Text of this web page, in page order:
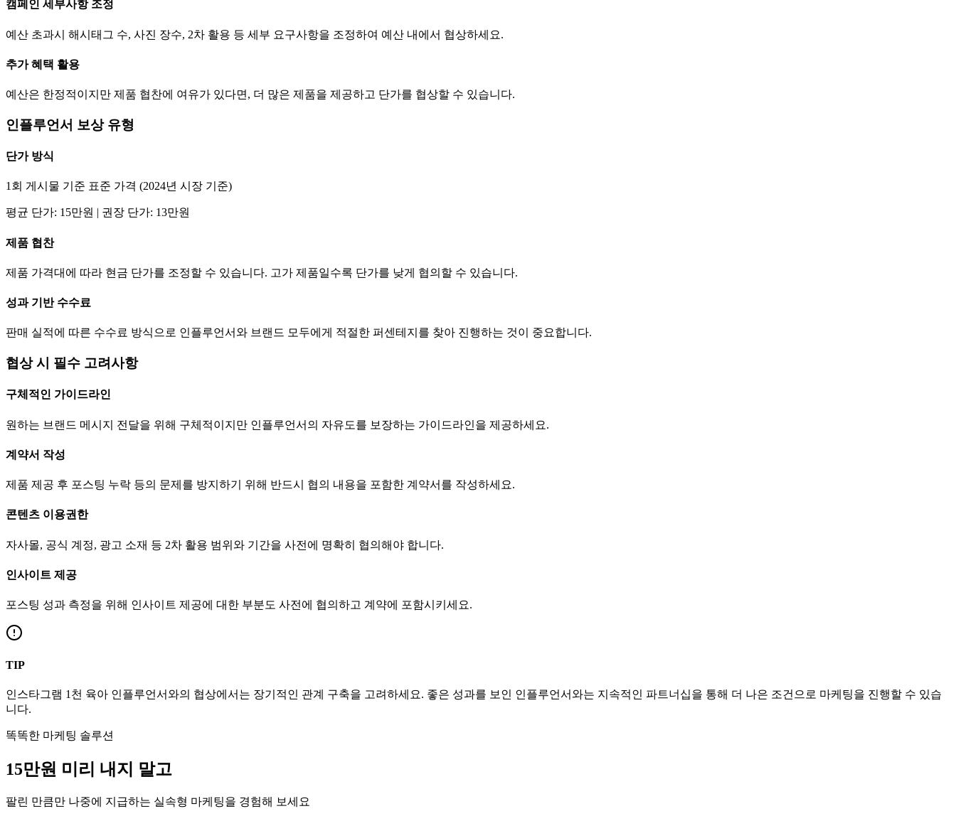
캠페인 세부사항 조정
예산 초과시 해시태그 수, 사진 장수, 2차 활용 등 세부 요구사항을 조정하여 예산 내에서 협상하세요.
추가 혜택 활용
예산은 한정적이지만 제품 협찬에 여유가 있다면, 더 많은 제품을 제공하고 단가를 협상할 수 있습니다.
인플루언서 보상 유형
단가방식
1회 게시물 기준 표준 가격 (2024년 시장 기준)
평균 단가: 15만원 | 권장 단가: 13만원
제품 협찬
제품 가격대에 따라 현금 단가를 조정할 수 있습니다. 고가 제품일수록 단가를 낮게 협의할 수 있습니다.
성과 기반 수수료
판매 실적에 따른 수수료 방식으로 인플루언서와 브랜드 모두에게 적절한 퍼센테지를 찾아 진행하는 것이 중요합니다.
협상 시 필수 고려사항
구체적인 가이드라인
원하는 브랜드 메시지 전달을 위해 구체적이지만 인플루언서의 자유도를 보장하는 가이드라인을 제공하세요.
계약서 작성
제품 제공 후 포스팅 누락 등의 문제를 방지하기 위해 반드시 협의 내용을 포함한 계약서를 작성하세요.
콘텐츠 이용권한
자사몰, 공식 계정, 광고 소재 등 2차 활용 범위와 기간을 사전에 명확히 협의해야 합니다.
인사이트 제공
포스팅 성과 측정을 위해 인사이트 제공에 대한 부분도 사전에 협의하고 계약에 포함시키세요.
TIP
인스타그램 1천 육아 인플루언서와의 협상에서는 장기적인 관계 구축을 고려하세요. 좋은 성과를 보인 인플루언서와는 지속적인 파트너십을 통해 더 나은 조건으로 마케팅을 진행할 수 있습
니다.
똑똑한 마케팅 솔루션
15만원 미리 내지 말고
팔린 만큼만 나중에 지급하는 실속형 마케팅을 경험해 보세요